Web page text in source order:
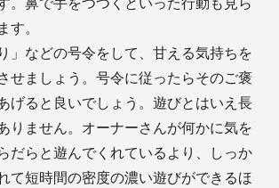
す。
」などの号令をして、甘える気持ちを
せましょう。号令に従ったらそのご褒
げると良いでしょう。遊びとはいえ長
りません。オーナーさんが何かに気を
だらと遊んでくれているより、しっか
て短時間の密度の濃い遊びができるほ